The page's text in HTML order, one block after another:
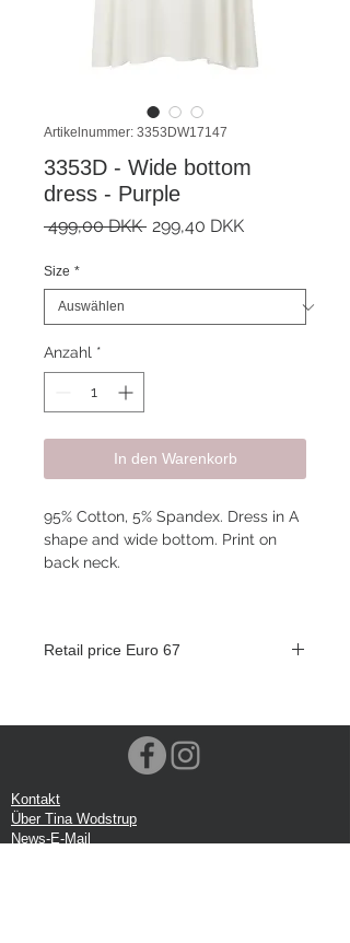
Artikelnummer: 3353DW17147
3353D - Wide bottom
dress - Purple
499,00 DKK Standardpreis
299,40 DKKSale-
Size *
Anzahl *
In den Warenkorb
95% Cotton, 5% Spandex. Dress in A
shape and wide bottom. Print on
back neck.
Retail price Euro 67
Kontakt
Über Tina Wodstrup
News-E-Mail